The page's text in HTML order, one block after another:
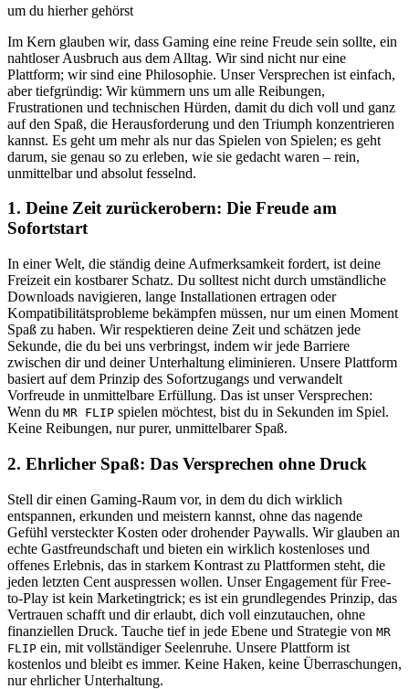
um du hierher gehörst
Im Kern glauben wir, dass Gaming eine reine Freude sein sollte, ein
nahtloser Ausbruch aus dem Alltag. Wir sind nicht nur eine
Plattform; wir sind eine Philosophie. Unser Versprechen ist einfach,
aber tiefgründig: Wir kümmern uns um alle Reibungen,
Frustrationen und technischen Hürden, damit du dich voll und ganz
auf den Spaß, die Herausforderung und den Triumph konzentrieren
kannst. Es geht um mehr als nur das Spielen von Spielen; es geht
darum, sie genau so zu erleben, wie sie gedacht waren – rein,
unmittelbar und absolut fesselnd.
1. Deine Zeit zurückerobern: Die Freude am
Sofortstart
In einer Welt, die ständig deine Aufmerksamkeit fordert, ist deine
Freizeit ein kostbarer Schatz. Du solltest nicht durch umständliche
Downloads navigieren, lange Installationen ertragen oder
Kompatibilitätsprobleme bekämpfen müssen, nur um einen Moment
Spaß zu haben. Wir respektieren deine Zeit und schätzen jede
Sekunde, die du bei uns verbringst, indem wir jede Barriere
zwischen dir und deiner Unterhaltung eliminieren. Unsere Plattform
basiert auf dem Prinzip des Sofortzugangs und verwandelt
Vorfreude in unmittelbare Erfüllung. Das ist unser Versprechen:
Wenn du MR FLIP spielen möchtest, bist du in Sekunden im Spiel.
Keine Reibungen, nur purer, unmittelbarer Spaß.
2. Ehrlicher Spaß: Das Versprechen ohne Druck
Stell dir einen Gaming-Raum vor, in dem du dich wirklich
entspannen, erkunden und meistern kannst, ohne das nagende
Gefühl versteckter Kosten oder drohender Paywalls. Wir glauben an
echte Gastfreundschaft und bieten ein wirklich kostenloses und
offenes Erlebnis, das in starkem Kontrast zu Plattformen steht, die
jeden letzten Cent auspressen wollen. Unser Engagement für Free-
to-Play ist kein Marketingtrick; es ist ein grundlegendes Prinzip, das
Vertrauen schafft und dir erlaubt, dich voll einzutauchen, ohne
finanziellen Druck. Tauche tief in jede Ebene und Strategie von MR
FLIP ein, mit vollständiger Seelenruhe. Unsere Plattform ist
kostenlos und bleibt es immer. Keine Haken, keine Überraschungen,
nur ehrlicher Unterhaltung.